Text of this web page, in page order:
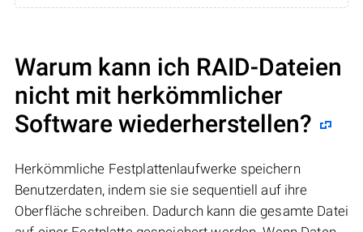
Warum kann ich RAID-Dateien
nicht mit herkömmlicher
Software wiederherstellen?
Herkömmliche Festplattenlaufwerke speichern
Benutzerdaten, indem sie sie sequentiell auf ihre
Oberfläche schreiben. Dadurch kann die gesamte Datei